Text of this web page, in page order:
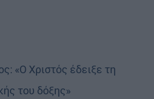
«Ο Χριστός έδειξε τη
του δόξης»